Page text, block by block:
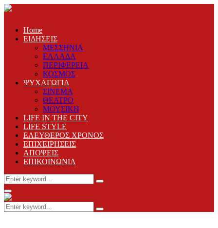
Home
ΕΙΔΗΣΕΙΣ
ΜΕΣΣΗΝΙΑ
ΕΛΛΑΔΑ
ΠΕΡΙΦΕΡΕΙΑ
ΚΟΣΜΟΣ
ΨΥΧΑΓΩΓΙΑ
ΣΙΝΕΜΑ
ΘΕΑΤΡΟ
ΜΟΥΣΙΚΗ
LIFE IN THE CITY
LIFE STYLE
ΕΛΕΥΘΕΡΟΣ ΧΡΟΝΟΣ
ΕΠΙΧΕΙΡΗΣΕΙΣ
ΑΠΟΨΕΙΣ
ΕΠΙΚΟΙΝΩΝΙΑ
Search
for:
Search
Primary
Menu
Search
for:
Search